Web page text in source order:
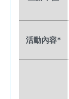
活動內容*